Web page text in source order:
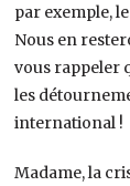
par exemple,
Nous en
vous rappeler
les
international !
Madame, la